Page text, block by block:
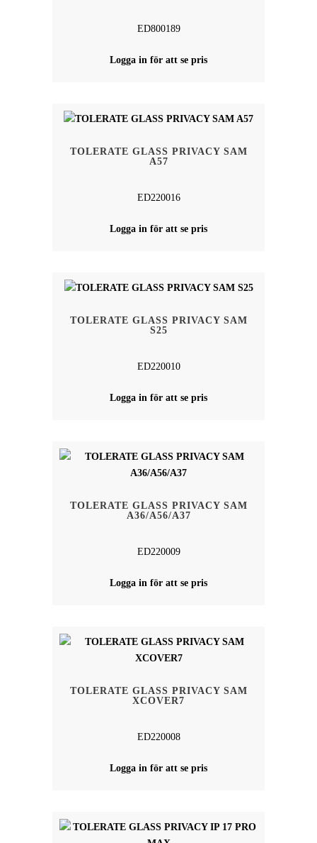
ED800189
Logga in för att se pris
TOLERATE GLASS PRIVACY SAM
A57
ED220016
Logga in för att se pris
TOLERATE GLASS PRIVACY SAM
S25
ED220010
Logga in för att se pris
TOLERATE GLASS PRIVACY SAM
A36/A56/A37
ED220009
Logga in för att se pris
TOLERATE GLASS PRIVACY SAM
XCOVER7
ED220008
Logga in för att se pris